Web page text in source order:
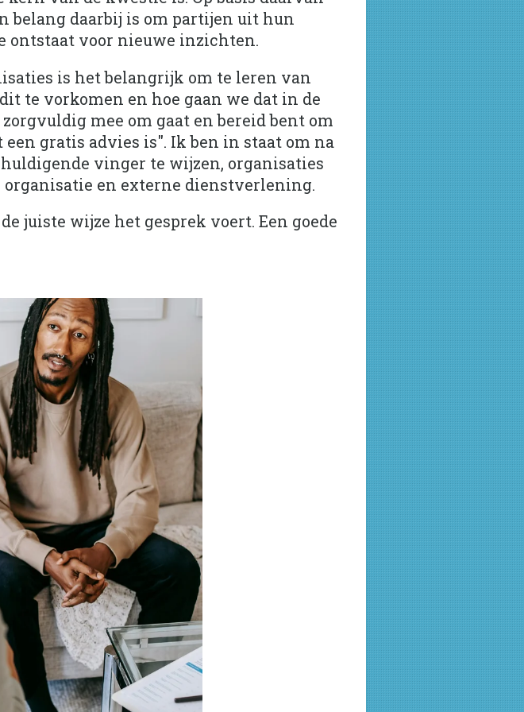
belang daarbij is om partijen uit hun
ontstaat voor nieuwe inzichten.
is het belangrijk om te leren van
te vorkomen en hoe gaan we dat in de
mee om gaat en bereid bent om
gratis advies is". Ik ben in staat om na
vinger te wijzen, organisaties
en externe dienstverlening.
juiste wijze het gesprek voert. Een goede